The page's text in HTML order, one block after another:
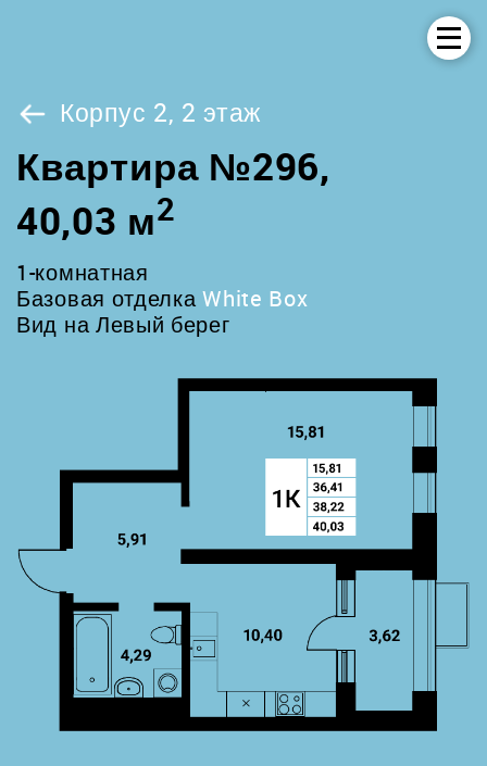
Корпус 2, 2 этаж
Квартира №296,
40,03 м2
1-комнатная
Базовая отделкаWhite Box
Вид на Левый берег